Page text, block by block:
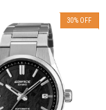
30% OFF